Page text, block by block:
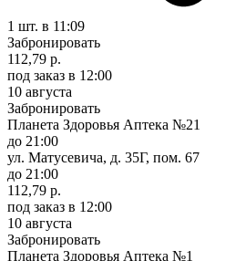
1 шт. в 11:09
Забронировать
112,79 р.
под заказ в 12:00
10 августа
Забронировать
Планета Здоровья Аптека №21
до 21:00
ул. Матусевича, д. 35Г, пом. 67
до 21:00
112,79 р.
под заказ в 12:00
10 августа
Забронировать
Планета Здоровья Аптека №1